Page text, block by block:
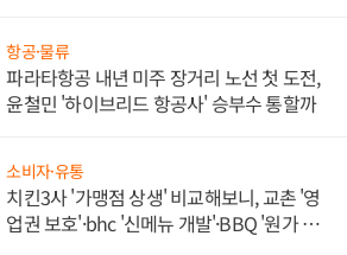
항공·물류
파라타항공 내년 미주 장거리 노선 첫 도전,
윤철민 '하이브리드 항공사' 승부수 통할까
소비자·유통
치킨3사 '가맹점 상생' 비교해보니, 교촌 '영
업권 보호'·bhc '신메뉴 개발'·BBQ '원가 부